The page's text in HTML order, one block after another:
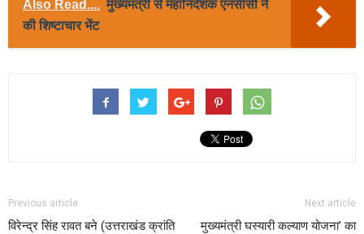
Also Read.... मुख्यमंत्री से महानिदेशक एनसीसी ने
की शिष्टाचार भेंट
Previous article
विरेन्द्र सिंह रावत बने (उत्तराखंड क्रांति
Next article
मुख्यमंत्री घस्यारी कल्याण योजना’ का